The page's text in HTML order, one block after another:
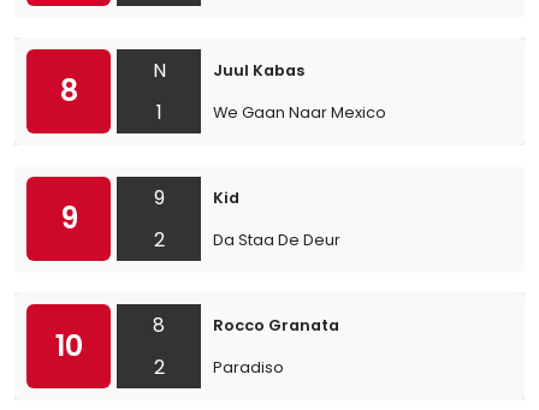
8
N
1
Juul Kabas
We Gaan Naar Mexico
9
9
2
Kid
Da Staa De Deur
10
8
2
Rocco Granata
Paradiso